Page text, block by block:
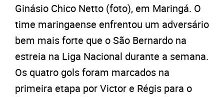
Ginásio Chico Netto (foto), em Maringá. O
time maringaense enfrentou um adversário
bem mais forte que o São Bernardo na
estreia na Liga Nacional durante a semana.
Os quatro gols foram marcados na
primeira etapa por Victor e Régis para o